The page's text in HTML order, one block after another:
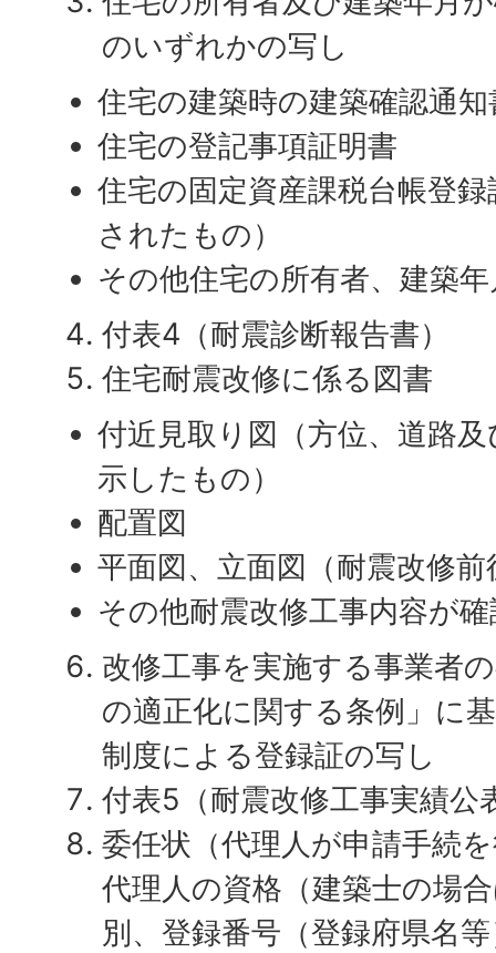
のいずれかの写し
住宅の建築時の建築確認通
住宅の登記事項証明書
住宅の固定資産課税台帳登
されたもの）
その他住宅の所有者、建築
付表4（耐震診断報告書）
住宅耐震改修に係る図書
付近見取り図（方位、道路
示したもの）
配置図
平面図、立面図（耐震改修前
その他耐震改修工事内容が
改修工事を実施する事業者
の適正化に関する条例」に
制度による登録証の写し
付表5（耐震改修工事実績公
委任状（代理人が申請手続
代理人の資格（建築士の場
別、登録番号（登録府県名